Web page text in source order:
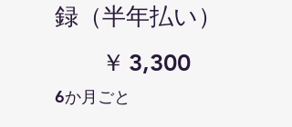
録（半年払い）
￥ 3,300
6か月ごと